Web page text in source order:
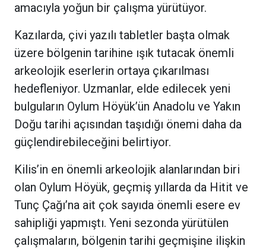
amacıyla yoğun bir çalışma yürütüyor.
Kazılarda, çivi yazılı tabletler başta olmak
üzere bölgenin tarihine ışık tutacak önemli
arkeolojik eserlerin ortaya çıkarılması
hedefleniyor. Uzmanlar, elde edilecek yeni
bulguların Oylum Höyük’ün Anadolu ve Yakın
Doğu tarihi açısından taşıdığı önemi daha da
güçlendirebileceğini belirtiyor.
Kilis’in en önemli arkeolojik alanlarından biri
olan Oylum Höyük, geçmiş yıllarda da Hitit ve
Tunç Çağı’na ait çok sayıda önemli esere ev
sahipliği yapmıştı. Yeni sezonda yürütülen
çalışmaların, bölgenin tarihi geçmişine ilişkin